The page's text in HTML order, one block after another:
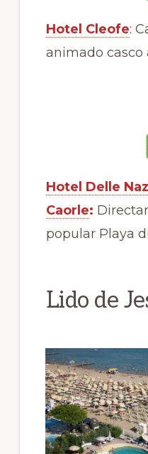
Hotel Cleofe:
animado casco
Hotel Delle
Caorle:
popular Playa
Lido de